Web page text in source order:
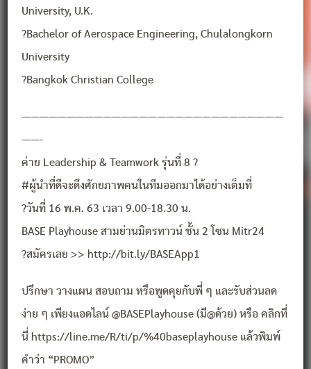
University, U.K.
?Bachelor of Aerospace Engineering, Chulalongkorn
University
?Bangkok Christian College
—————————————————————————————
——-
ค่าย Leadership & Teamwork รุ่นที่ 8 ?
#ผู้นำที่ดีจะดึงศักยภาพคนในทีมออกมาได้อย่างเต็มที่
?วันที่ 16 พ.ค. 63 เวลา 9.00-18.30 น.
BASE Playhouse สามย่านมิตรทาวน์ ชั้น 2 โซน Mitr24
?สมัครเลย >> http://bit.ly/BASEApp1
ปรึกษา วางแผน สอบถาม หรือพูดคุยกับพี่ ๆ และรับส่วนลด
ง่าย ๆ เพียงแอดไลน์ @BASEPlayhouse (มี@ด้วย) หรือ คลิกที่
นี่ https://line.me/R/ti/p/%40baseplayhouse แล้วพิมพ์
คำว่า “PROMO”